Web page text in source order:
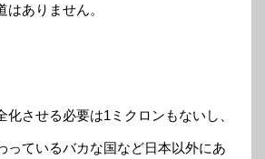
ありません。
化させる必要は1ミクロンもないし、
っているバカな国など日本以外にあ